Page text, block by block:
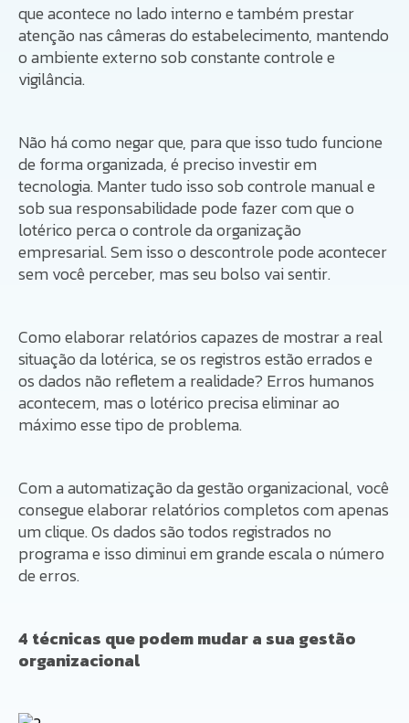
que acontece no lado interno e também prestar
atenção nas câmeras do estabelecimento, mantendo
o ambiente externo sob constante controle e
vigilância.
Não há como negar que, para que isso tudo funcione
de forma organizada, é preciso investir em
tecnologia. Manter tudo isso sob controle manual e
sob sua responsabilidade pode fazer com que o
lotérico perca o controle da organização
empresarial. Sem isso o descontrole pode acontecer
sem você perceber, mas seu bolso vai sentir.
Como elaborar relatórios capazes de mostrar a real
situação da lotérica, se os registros estão errados e
os dados não refletem a realidade? Erros humanos
acontecem, mas o lotérico precisa eliminar ao
máximo esse tipo de problema.
Com a automatização da gestão organizacional, você
consegue elaborar relatórios completos com apenas
um clique. Os dados são todos registrados no
programa e isso diminui em grande escala o número
de erros.
4 técnicas que podem mudar a sua gestão
organizacional